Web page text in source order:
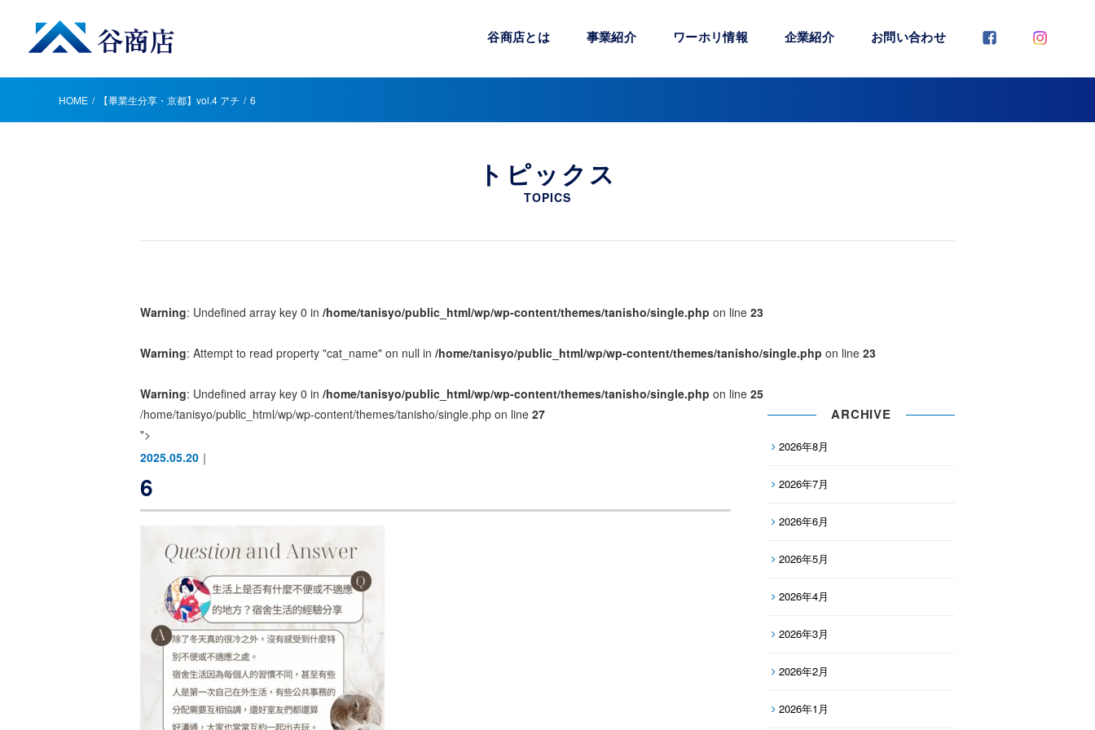
谷商店とは 事業紹介 ワーホリ情報 企業紹介 お問い合わせ
HOME 【畢業生分享・京都】vol.4 アチ 6
トピックス
TOPICS
Warning: Undefined array key 0 in /home/tanisyo/public_html/wp/wp-content/themes/tanisho/single.php on line 23
Warning: Attempt to read property "cat_name" on null in /home/tanisyo/public_html/wp/wp-content/themes/tanisho/single.php on line 23
Warning: Undefined array key 0 in /home/tanisyo/public_html/wp/wp-content/themes/tanisho/single.php on line 25
/home/tanisyo/public_html/wp/wp-content/themes/tanisho/single.php on line 27
">
2025.05.20 ｜
6
ARCHIVE
2026年8月
2026年7月
2026年6月
2026年5月
2026年4月
2026年3月
2026年2月
2026年1月